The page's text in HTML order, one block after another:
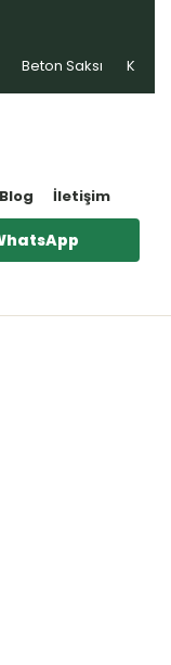
Beton Saksı Kablo
Blog İletişim